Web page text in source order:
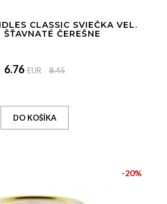
CLASSIC SVIEČKA VEL.
ŠŤAVNATÉ ČEREŠNE
6.76 EUR 8.45
-20%